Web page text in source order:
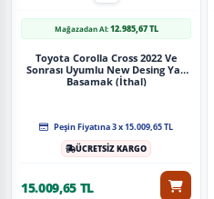
Mağazadan Al:12.985,67 TL
Toyota Corolla Cross 2022 Ve
Sonrası Uyumlu New Desing Yan
Basamak (İthal)
Peşin Fiyatına 3 x 15.009,65 TL
ÜCRETSİZ KARGO
15.009,65 TL